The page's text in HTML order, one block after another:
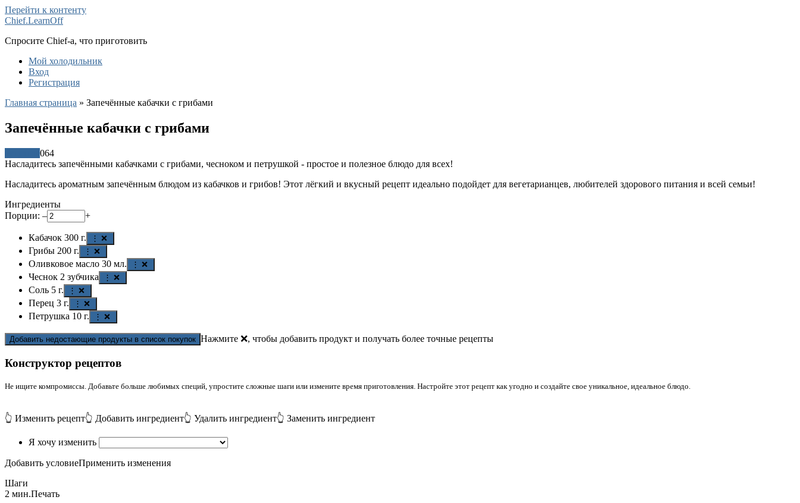
Перейти к контенту
Chief.LearnOff
Спросите Chief-а, что приготовить
Мой холодильник
Вход
Регистрация
Главная страница » Запечённые кабачки с грибами
Запечённые кабачки с грибами
064
Насладитесь запечёнными кабачками с грибами, чесноком и петрушкой - простое и полезное блюдо для всех!
Насладитесь ароматным запечённым блюдом из кабачков и грибов! Этот лёгкий и вкусный рецепт идеально подойдет для вегетарианцев, любителей здорового питания и всей семьи!
Ингредиенты
Порции: – +
Кабачок 300 г. ⋮ ❌
Грибы 200 г. ⋮ ❌
Оливковое масло 30 мл. ⋮ ❌
Чеснок 2 зубчика ⋮ ❌
Соль 5 г. ⋮ ❌
Перец 3 г. ⋮ ❌
Петрушка 10 г. ⋮ ❌
Добавить недостающие продукты в список покупок Нажмите ❌, чтобы добавить продукт и получать более точные рецепты
Конструктор рецептов
Не ищите компромиссы. Добавьте больше любимых специй, упростите сложные шаги или измените время приготовления. Настройте этот рецепт как угодно и создайте свое уникальное, идеальное блюдо.
👆 Изменить рецепт👆 Добавить ингредиент👆 Удалить ингредиент👆 Заменить ингредиент
Я хочу изменить
Добавить условиеПрименить изменения
Шаги
2 мин.Печать